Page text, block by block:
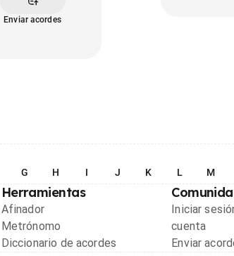
Enviar acordes
G H I J K L M
Herramientas
Afinador
Metrónomo
Diccionario de acordes
Iniciar
cuenta
Enviar